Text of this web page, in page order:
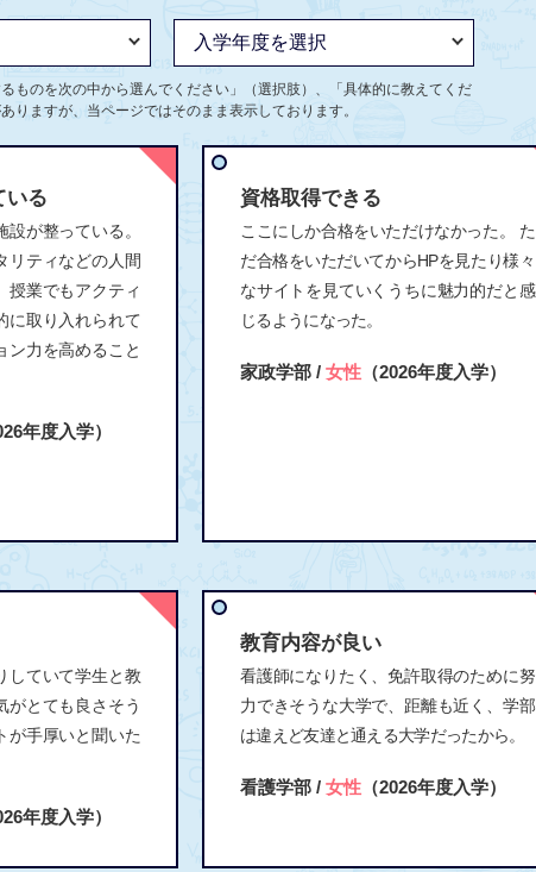
ものを次の中から選んでください」（選択肢）、「具体的に教えてくだ
りますが、当ページではそのまま表示しております。
いる
が整っている。
リティなどの人間
授業でもアクティ
に取り入れられて
ン力を高めること
年度入学）
資格取得できる
ここにしか合格をいただけなかった。 た
だ合格をいただいてからHPを見たり様々
なサイトを見ていくうちに魅力的だと感
じるようになった。
家政学部 / 女性 （2026年度入学）
していて学生と教
がとても良さそう
が手厚いと聞いた
年度入学）
教育内容が良い
看護師になりたく、免許取得のために努
力できそうな大学で、距離も近く、学部
は違えど友達と通える大学だったから。
看護学部 / 女性 （2026年度入学）